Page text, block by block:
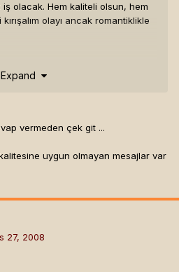
iş olacak. Hem kaliteli olsun, hem
olayı ancak romantiklikle
tepeme çıkıyor mesela :)
Expand
vermeden çek git ...
uygun olmayan mesajlar var
27, 2008